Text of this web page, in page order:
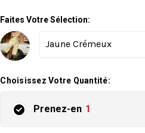
Faites Votre Sélection:
Choisissez Votre Quantité:
Prenez-en 1